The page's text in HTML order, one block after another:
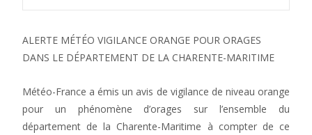
ALERTE MÉTÉO VIGILANCE ORANGE POUR ORAGES
DANS LE DÉPARTEMENT DE LA CHARENTE-MARITIME
Météo-France a émis un avis de vigilance de niveau orange
pour un phénomène d’orages sur l’ensemble du
département de la Charente-Maritime à compter de ce